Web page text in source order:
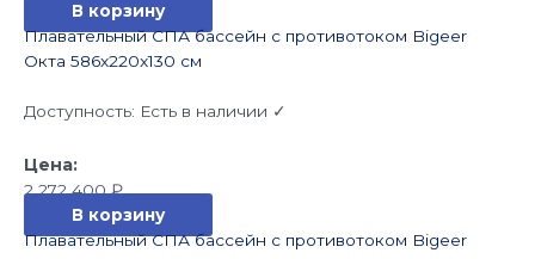
В корзину
Плавательный СПА бассейн с противотоком Bigeer
Окта 586x220x130 см
Доступность: Есть в наличии ✓
2 272 400₽
В корзину
Плавательный СПА бассейн с противотоком Bigeer